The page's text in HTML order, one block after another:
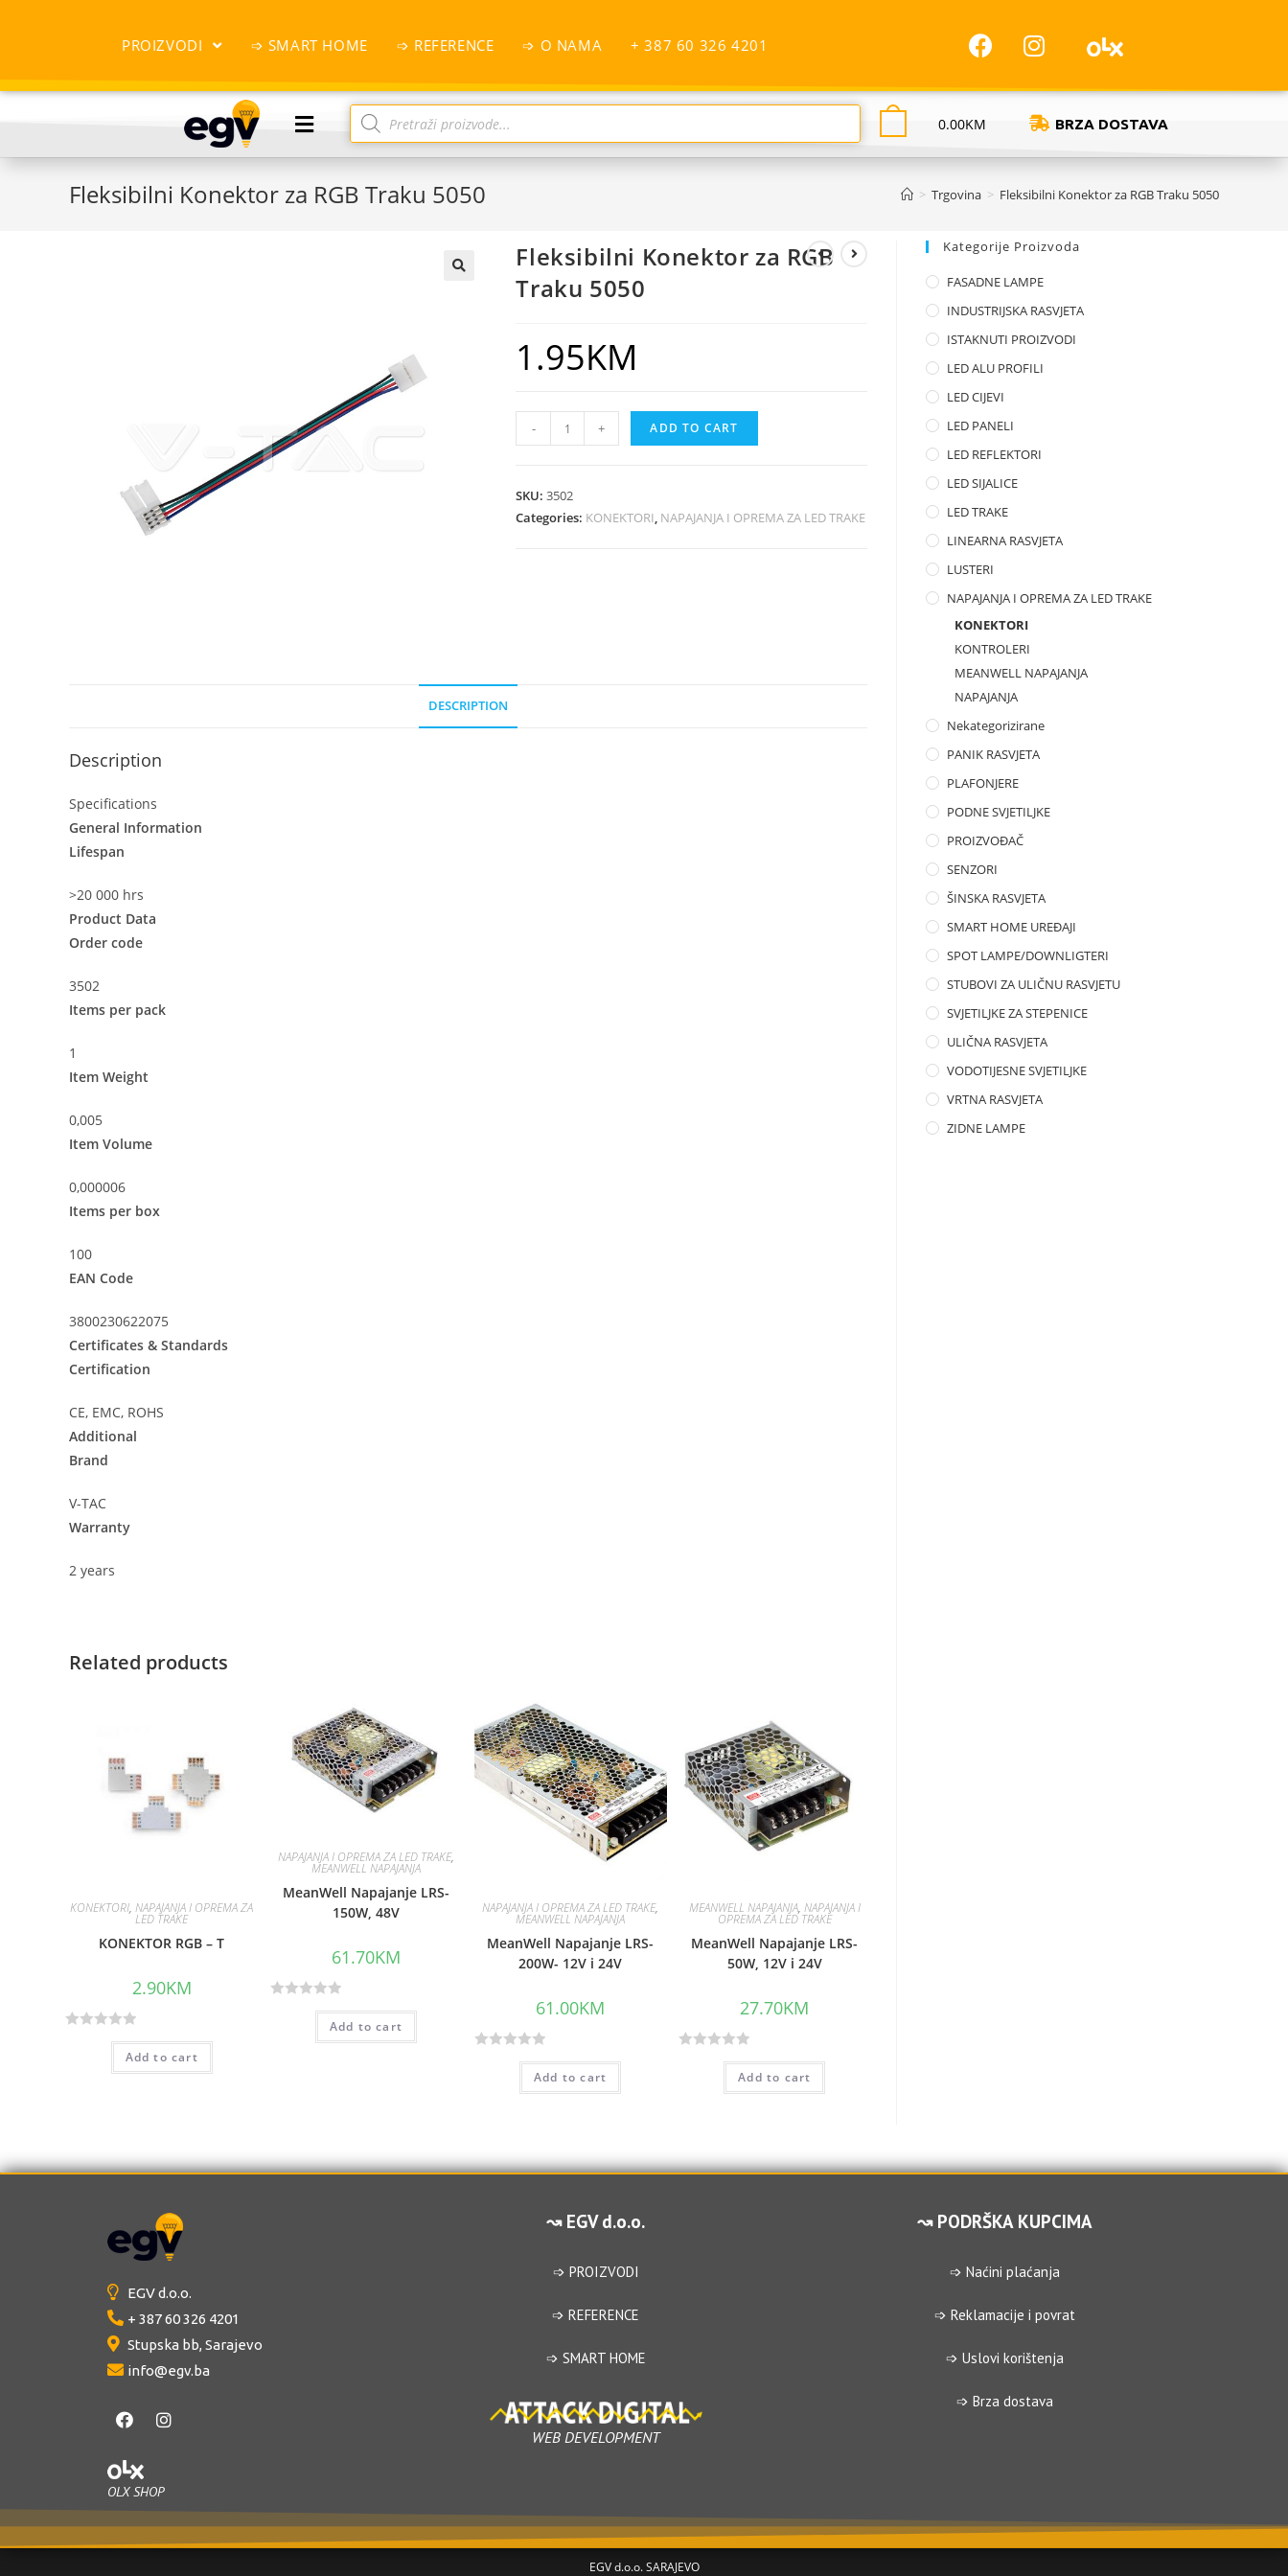
PROIZVODI ➩ SMART HOME ➩ REFERENCE ➩ O NAMA + 387 60 326 4201
0.00KM BRZA DOSTAVA
Fleksibilni Konektor za RGB Traku 5050 > Trgovina > Fleksibilni Konektor za RGB Traku 5050
Fleksibilni Konektor za RGB
Traku 5050
1.95KM
- + ADD TO CART
SKU:3502
Categories: KONEKTORI, NAPAJANJA I OPREMA ZA LED TRAKE
DESCRIPTION
Description
Specifications
General Information
Lifespan
>20 000 hrs
Product Data
Order code
3502
Items per pack
1
Item Weight
0,005
Item Volume
0,000006
Items per box
100
EAN Code
3800230622075
Certificates & Standards
Certification
CE, EMC, ROHS
Additional
Brand
V-TAC
Warranty
2 years
Related products
KONEKTORI,NAPAJANJA I OPREMA ZA
LED TRAKE
KONEKTOR RGB – T
2.90KM
o
Add to cart
NAPAJANJA I OPREMA ZA LED TRAKE,
MEANWELL NAPAJANJA
MeanWell Napajanje LRS-
150W, 48V
61.70KM
t
Add to cart
NAPAJANJA I OPREMA ZA LED TRAKE,
MEANWELL NAPAJANJA
MeanWell Napajanje LRS-
200W- 12V i 24V
61.00KM
0
Add to cart
MEANWELL NAPAJANJA, NAPAJANJA I
OPREMA ZA LED TRAKE
MeanWell Napajanje LRS-
50W, 12V i 24V
27.70KM
0
Add to cart
Kategorije Proizvoda
FASADNE LAMPE
INDUSTRIJSKA RASVJETA
ISTAKNUTI PROIZVODI
LED ALU PROFILI
LED CIJEVI
LED PANELI
LED REFLEKTORI
LED SIJALICE
LED TRAKE
LINEARNA RASVJETA
LUSTERI
NAPAJANJA I OPREMA ZA LED TRAKE
KONEKTORI
KONTROLERI
MEANWELL NAPAJANJA
NAPAJANJA
Nekategorizirane
PANIK RASVJETA
PLAFONJERE
PODNE SVJETILJKE
PROIZVOĐAČ
SENZORI
ŠINSKA RASVJETA
SMART HOME UREĐAJI
SPOT LAMPE/DOWNLIGTERI
STUBOVI ZA ULIČNU RASVJETU
SVJETILJKE ZA STEPENICE
ULIČNA RASVJETA
VODOTIJESNE SVJETILJKE
VRTNA RASVJETA
ZIDNE LAMPE
EGV d.o.o.
+ 387 60 326 4201
Stupska bb, Sarajevo
info@egv.ba
OLX SHOP
↝ EGV d.o.o.
➩ PROIZVODI
➩ REFERENCE
➩ SMART HOME
WEB DEVELOPMENT
↝ PODRŠKA KUPCIMA
➩ Naćini plaćanja
➩ Reklamacije i povrat
➩ Uslovi korištenja
➩ Brza dostava
EGV d.o.o. SARAJEVO